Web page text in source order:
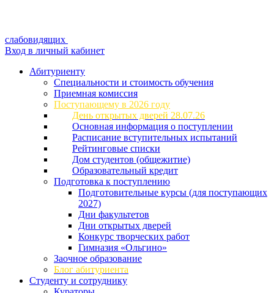
слабовидящих
Вход в личный кабинет
Абитуриенту
Специальности и стоимость обучения
Приемная комиссия
Поступающему в 2026 году
День открытых дверей 28.07.26
Основная информация о поступлении
Расписание вступительных испытаний
Рейтинговые списки
Дом студентов (общежитие)
Образовательный кредит
Подготовка к поступлению
Подготовительные курсы (для поступающих
2027)
Дни факультетов
Дни открытых дверей
Конкурс творческих работ
Гимназия «Ольгино»
Заочное образование
Блог абитуриента
Студенту и сотруднику